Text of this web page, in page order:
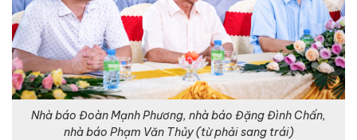
Nhà báo Đoàn Mạnh Phương, nhà báo Đặng Đình Chấn,
nhà báo Phạm Văn Thủy (từ phải sang trái)